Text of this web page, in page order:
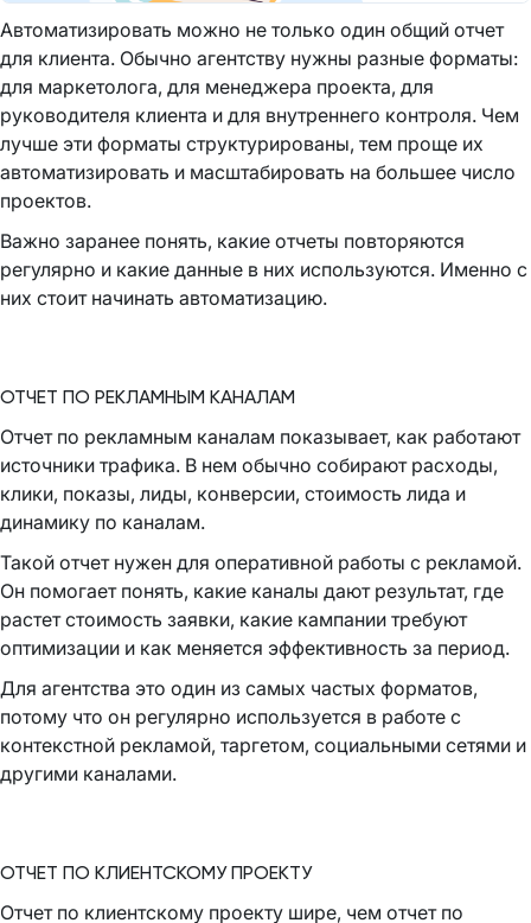
Автоматизировать можно не только один общий отчет
для клиента. Обычно агентству нужны разные форматы:
для маркетолога, для менеджера проекта, для
руководителя клиента и для внутреннего контроля. Чем
лучше эти форматы структурированы, тем проще их
автоматизировать и масштабировать на большее число
проектов.
Важно заранее понять, какие отчеты повторяются
регулярно и какие данные в них используются. Именно с
них стоит начинать автоматизацию.
ОТЧЕТ ПО РЕКЛАМНЫМ КАНАЛАМ
Отчет по рекламным каналам показывает, как работают
источники трафика. В нем обычно собирают расходы,
клики, показы, лиды, конверсии, стоимость лида и
динамику по каналам.
Такой отчет нужен для оперативной работы с рекламой.
Он помогает понять, какие каналы дают результат, где
растет стоимость заявки, какие кампании требуют
оптимизации и как меняется эффективность за период.
Для агентства это один из самых частых форматов,
потому что он регулярно используется в работе с
контекстной рекламой, таргетом, социальными сетями и
другими каналами.
ОТЧЕТ ПО КЛИЕНТСКОМУ ПРОЕКТУ
Отчет по клиентскому проекту шире, чем отчет по